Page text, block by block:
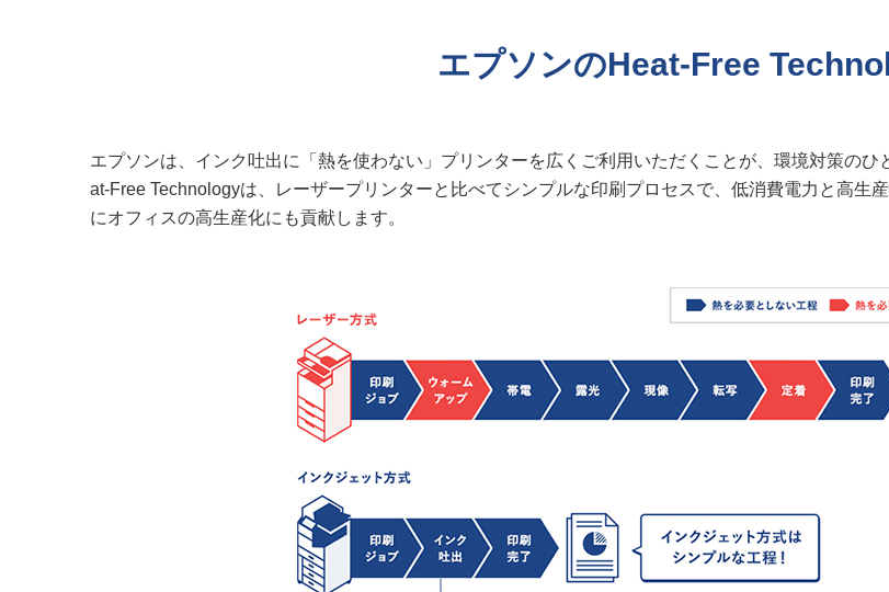
エプソンのHeat-Free
エプソンは、インク吐出に「熱を使わない」プリンターを広くご利用いただくことが、環境対策の
at-Free Technologyは、レーザープリンターと比べてシンプルな印刷プロセスで、低消費電力と高生
にオフィスの高生産化にも貢献します。